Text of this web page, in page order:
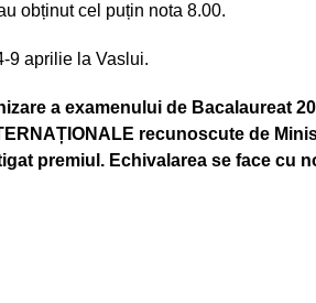
obținut cel puțin nota 8.00.
9 aprilie la Vaslui.
a examenului de Bacalaureat
recunoscute de
premiul. Echivalarea se face cu